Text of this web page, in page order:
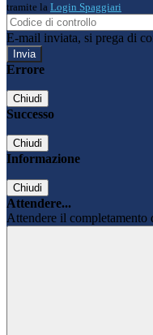
tramite la Login Spaggiari
E-mail inviata, si prega di
Errore
Chiudi
Successo
Chiudi
Informazione
Chiudi
Attendere...
Attendere il completamento